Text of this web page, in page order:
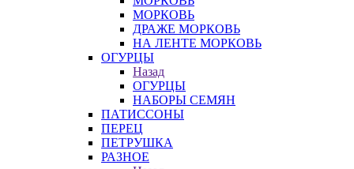
МОРКОВЬ
ДРАЖЕ МОРКОВЬ
НА ЛЕНТЕ МОРКОВЬ
ОГУРЦЫ
Назад
ОГУРЦЫ
НАБОРЫ СЕМЯН
ПАТИССОНЫ
ПЕРЕЦ
ПЕТРУШКА
РАЗНОЕ